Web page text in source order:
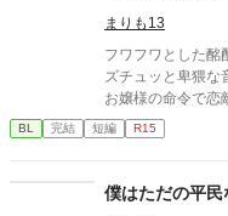
まりも13
フワフワとした酩
ズチュッと卑猥な音
お嬢様の命令で恋
た、ちょっとアホな子の話です。 （
しています）
BL 完結 短編 R15
僕はただの平